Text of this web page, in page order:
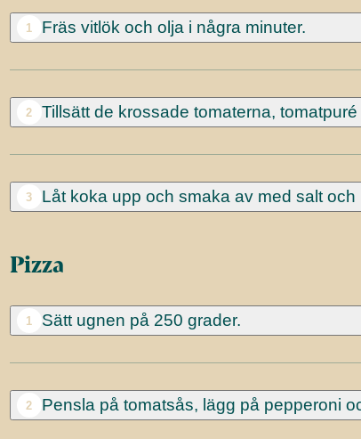
1 Fräs vitlök och olja i några minuter.
2 Tillsätt de krossade tomaterna,
3 Låt koka upp och smaka av med salt
Pizza
1 Sätt ugnen på 250 grader.
2 Pensla på tomatsås, lägg på pepperoni